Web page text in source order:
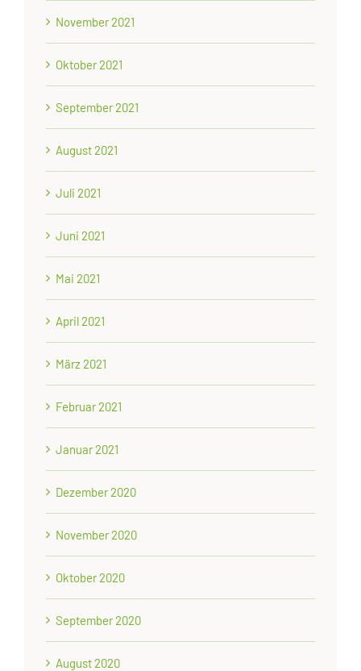
November 2021
Oktober 2021
September 2021
August 2021
Juli 2021
Juni 2021
Mai 2021
April 2021
März 2021
Februar 2021
Januar 2021
Dezember 2020
November 2020
Oktober 2020
September 2020
August 2020